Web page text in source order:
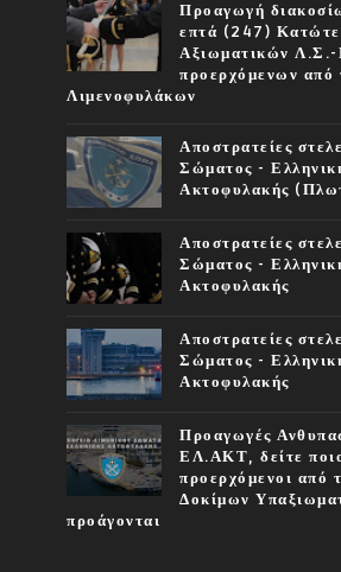
Προαγωγή
επτά (247)
Αξιωματικών
προερχόμενων από
Λιμενοφυλάκων
Αποστρατείες
Σώματος -
Ακτοφυλακής
Αποστρατείες
Σώματος -
Ακτοφυλακής
Αποστρατείες
Σώματος -
Ακτοφυλακής
Προαγωγές
ΕΛ.ΑΚΤ, δείτε
προερχόμενοι από
Δοκίμων
προάγονται